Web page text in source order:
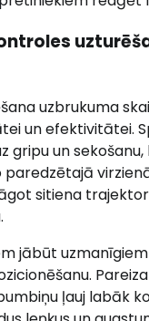
uzbrukuma
un efektivitātei.
gripu un
paredzētajā
sitiena
jābūt
ļauj labāk